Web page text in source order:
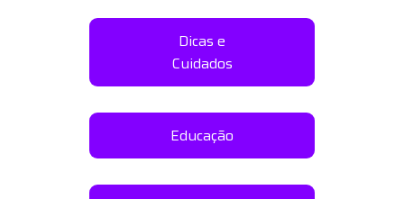
Dicas e
Cuidados
Educação